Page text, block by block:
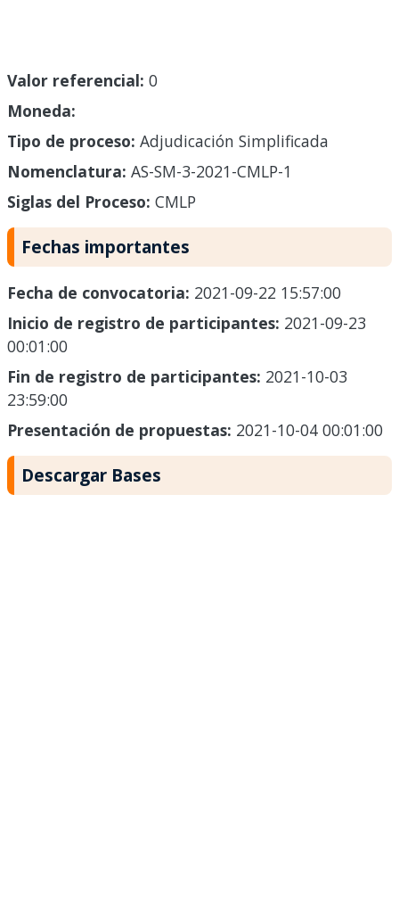
Valor referencial: 0
Moneda:
Tipo de proceso: Adjudicación Simplificada
Nomenclatura: AS-SM-3-2021-CMLP-1
Siglas del Proceso: CMLP
Fechas importantes
Fecha de convocatoria: 2021-09-22 15:57:00
Inicio de registro de participantes: 2021-09-23
00:01:00
Fin de registro de participantes: 2021-10-03
23:59:00
Presentación de propuestas: 2021-10-04 00:01:00
Descargar Bases